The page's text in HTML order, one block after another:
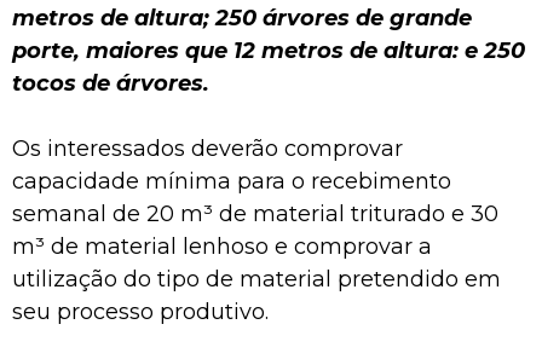
metros de altura; 250 árvores de grande
porte, maiores que 12 metros de altura: e 250
tocos de árvores.
Os interessados deverão comprovar
capacidade mínima para o recebimento
semanal de 20 m³ de material triturado e 30
m³ de material lenhoso e comprovar a
utilização do tipo de material pretendido em
seu processo produtivo.